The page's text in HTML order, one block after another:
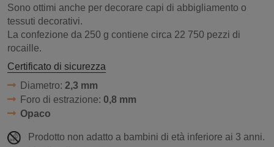
Sono ottimi anche per decorare capi di abbigliamento o
tessuti decorativi.
La confezione da 250 g contiene circa 22 750 pezzi di
rocaille.
Certificato di sicurezza
Diametro: 2,3 mm
Foro di estrazione: 0,8 mm
Opaco
Prodotto non adatto a bambini di età inferiore ai 3 anni.